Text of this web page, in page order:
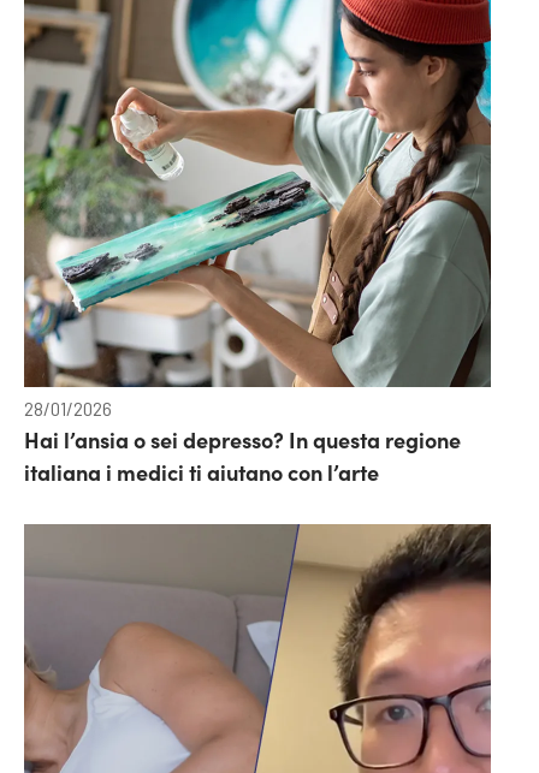
28/01/2026
Hai l’ansia o sei depresso? In questa regione
italiana i medici ti aiutano con l’arte